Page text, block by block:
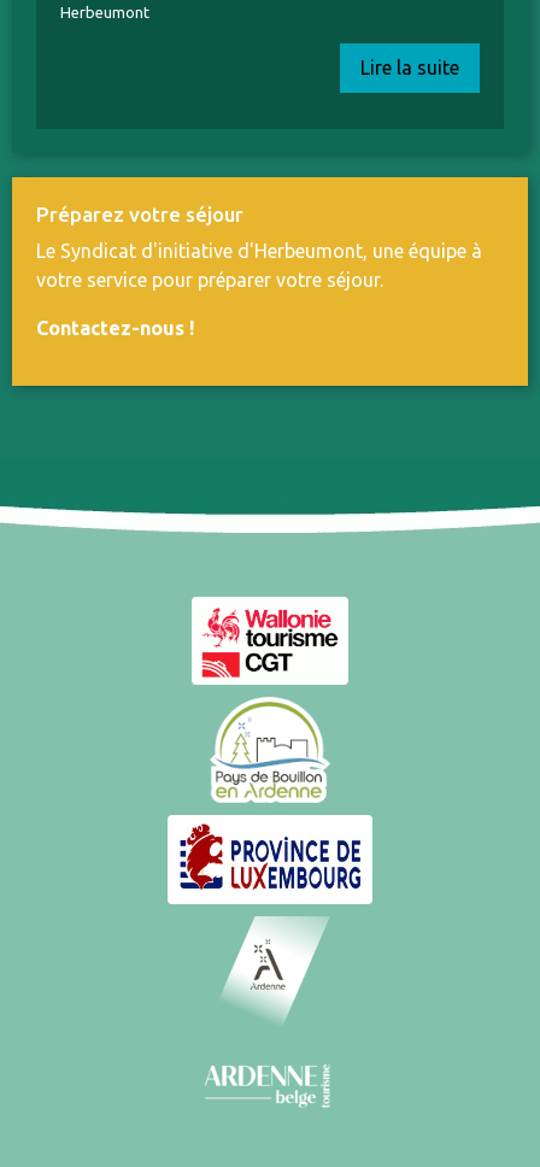
Herbeumont
Lire la suite
Préparez votre séjour
Le Syndicat d'initiative d'Herbeumont, une équipe à
votre service pour préparer votre séjour.
Contactez-nous !